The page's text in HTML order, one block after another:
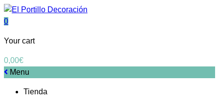
0
Your cart
0,00€
Menu
Tienda